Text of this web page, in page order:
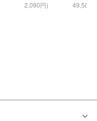
2,090円)
49,500